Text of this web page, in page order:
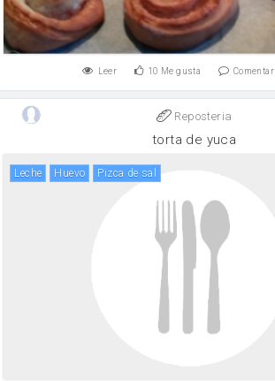
Leer 10 Me gusta Comentar
Reposteria
torta de yuca
leche huevo pizca de sal